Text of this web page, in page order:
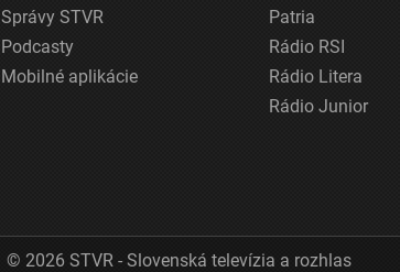
Správy STVR
Podcasty
Mobilné aplikácie
Patria
Rádio RSI
Rádio Litera
Rádio Junior
© 2026 STVR - Slovenská televízia a rozhlas